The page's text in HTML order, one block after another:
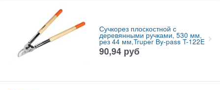
Сучкорез плоскостной с
деревянными ручками, 530 мм,
рез 44 мм,Truper By-pass T-122E
90,94 руб